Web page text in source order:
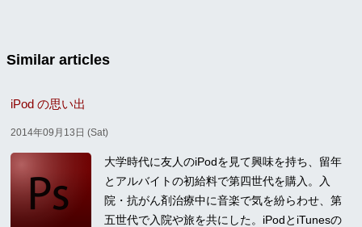
Similar articles
iPod の思い出
2014年09月13日 (Sat)
大学時代に友人のiPodを見て興味を持ち、留年
とアルバイトの初給料で第四世代を購入。入
院・抗がん剤治療中に音楽で気を紛らわせ、第
五世代で入院や旅を共にした。iPodとiTunesの